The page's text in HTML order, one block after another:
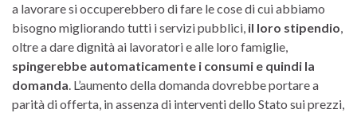
a lavorare si occuperebbero di fare le cose di cui abbiamo
bisogno migliorando tutti i servizi pubblici, il loro stipendio,
oltre a dare dignità ai lavoratori e alle loro famiglie,
spingerebbe automaticamente i consumi e quindi la
domanda. L’aumento della domanda dovrebbe portare a
parità di offerta, in assenza di interventi dello Stato sui prezzi,